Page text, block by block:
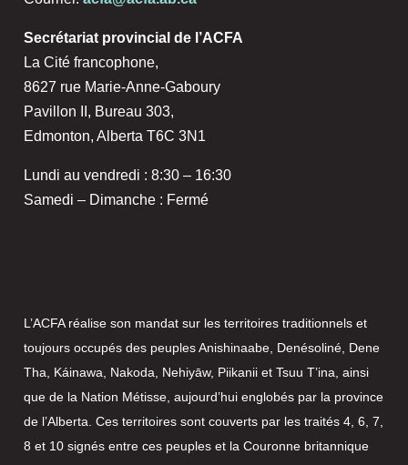
Secrétariat provincial de l’ACFA
La Cité francophone,
8627 rue Marie-Anne-Gaboury
Pavillon II, Bureau 303,
Edmonton, Alberta T6C 3N1
Lundi au vendredi : 8:30 – 16:30
Samedi – Dimanche : Fermé
L’ACFA réalise son mandat sur les territoires traditionnels et
toujours occupés des peuples Anishinaabe, Denésoliné, Dene
Tha, Káinawa, Nakoda, Nehiyāw, Piikanii et Tsuu T’ina, ainsi
que de la Nation Métisse, aujourd’hui englobés par la province
de l’Alberta. Ces territoires sont couverts par les traités 4, 6, 7,
8 et 10 signés entre ces peuples et la Couronne britannique